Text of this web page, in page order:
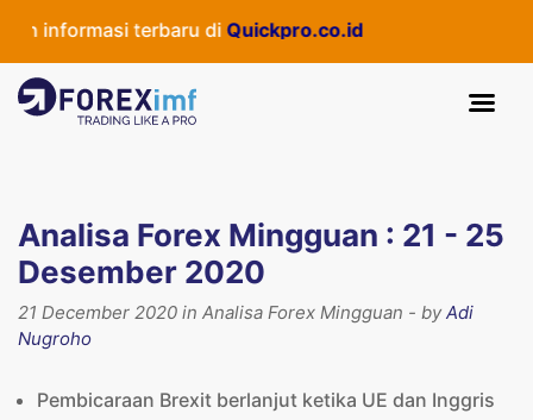
terbaru diQuickpro.co.id
Analisa Forex Mingguan : 21 - 25
Desember 2020
21 December 2020 in Analisa Forex Mingguan - byAdi
Nugroho
Pembicaraan Brexit berlanjut ketika UE dan Inggris